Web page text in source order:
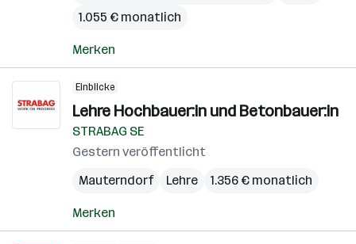
1.055 € monatlich
Merken
Einblicke
Lehre Hochbauer:in und Betonbauer:in
STRABAG SE
Gestern veröffentlicht
Mauterndorf
Lehre 1.356 € monatlich
Merken